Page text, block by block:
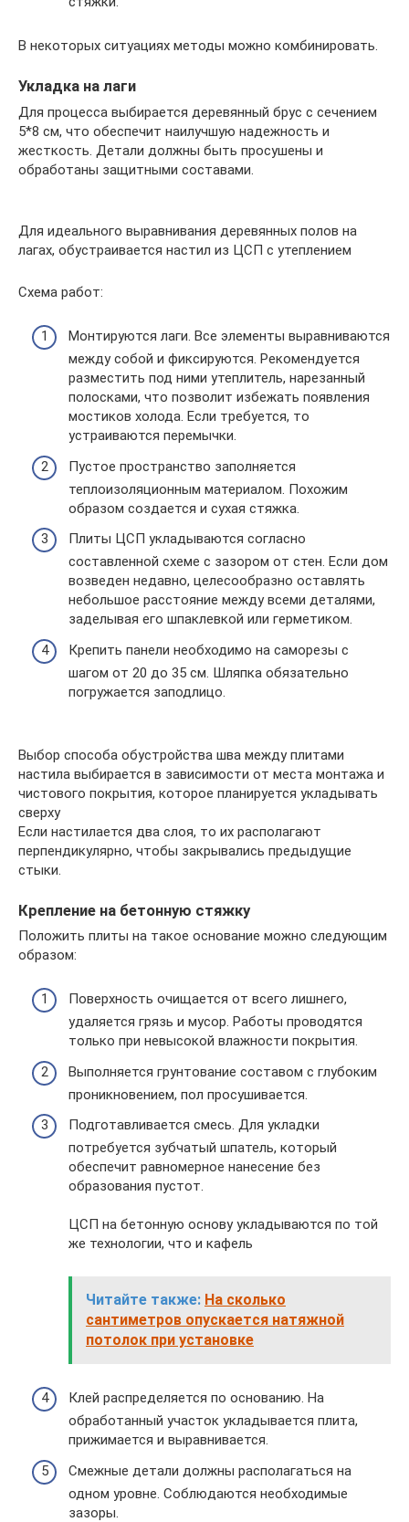
В некоторых ситуациях методы можно комбинировать.
Укладка на лаги
Для процесса выбирается деревянный брус с сечением
5*8 см, что обеспечит наилучшую надежность и
жесткость. Детали должны быть просушены и
обработаны защитными составами.
Для идеального выравнивания деревянных полов на
лагах, обустраивается настил из ЦСП с утеплением
Схема работ:
Монтируются лаги. Все элементы выравниваются
между собой и фиксируются. Рекомендуется
разместить под ними утеплитель, нарезанный
полосками, что позволит избежать появления
мостиков холода. Если требуется, то
устраиваются перемычки.
Пустое пространство заполняется
теплоизоляционным материалом. Похожим
образом создается и сухая стяжка.
Плиты ЦСП укладываются согласно
составленной схеме с зазором от стен. Если дом
возведен недавно, целесообразно оставлять
небольшое расстояние между всеми деталями,
заделывая его шпаклевкой или герметиком.
Крепить панели необходимо на саморезы с
шагом от 20 до 35 см. Шляпка обязательно
погружается заподлицо.
Выбор способа обустройства шва между плитами
настила выбирается в зависимости от места монтажа и
чистового покрытия, которое планируется укладывать
сверху
Если настилается два слоя, то их располагают
перпендикулярно, чтобы закрывались предыдущие
стыки.
Крепление на бетонную стяжку
Положить плиты на такое основание можно следующим
образом:
Поверхность очищается от всего лишнего,
удаляется грязь и мусор. Работы проводятся
только при невысокой влажности покрытия.
Выполняется грунтование составом с глубоким
проникновением, пол просушивается.
Подготавливается смесь. Для укладки
потребуется зубчатый шпатель, который
обеспечит равномерное нанесение без
образования пустот.
ЦСП на бетонную основу укладываются по той
же технологии, что и кафель
Читайте также: На сколько
сантиметров опускается натяжной
потолок при установке
Клей распределяется по основанию. На
обработанный участок укладывается плита,
прижимается и выравнивается.
Смежные детали должны располагаться на
одном уровне. Соблюдаются необходимые
зазоры.